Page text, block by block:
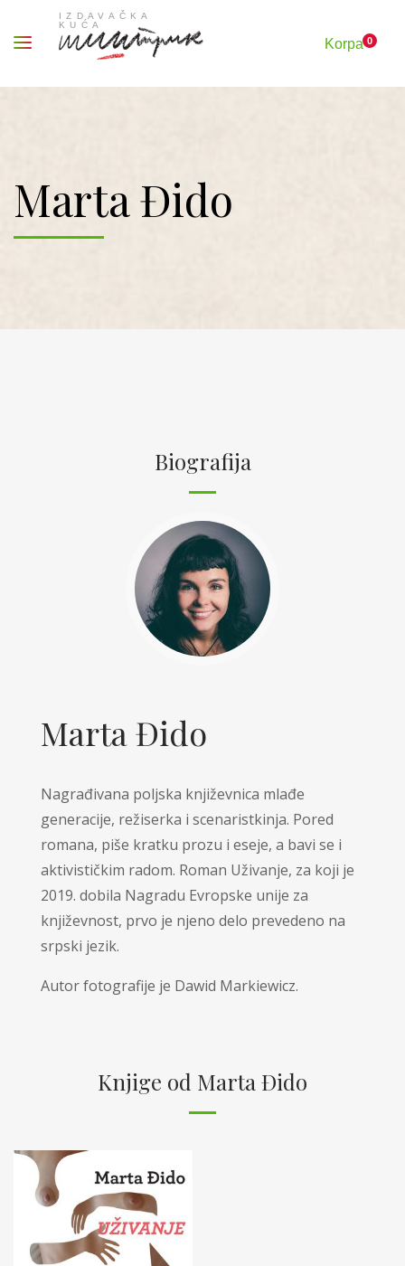
Korpa0
Marta Đido
Biografija
Marta Đido
Nagrađivana poljska književnica mlađe
generacije, režiserka i scenaristkinja. Pored
romana, piše kratku prozu i eseje, a bavi se i
aktivističkim radom. Roman Uživanje, za koji je
2019. dobila Nagradu Evropske unije za
književnost, prvo je njeno delo prevedeno na
srpski jezik.
Autor fotografije je Dawid Markiewicz.
Knjige od Marta Đido